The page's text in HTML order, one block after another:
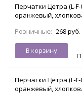
Перчатки Цетра (L-
оранжевый,
Розничные: 268 руб.
В корзину
Перчатки Цетра (L-
оранжевый,